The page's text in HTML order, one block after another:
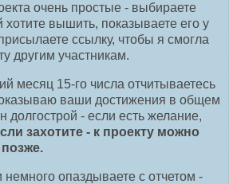
очень простые - выбираете
хотите вышить, показываете его у
ссылку, чтобы я смогла
другим участникам.
месяц 15-го числа отчитываетесь
ваши достижения в общем
долгострой - если есть желание,
захотите - к проекту можно
немного опаздываете с отчетом -